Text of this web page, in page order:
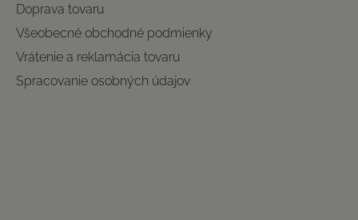
Doprava tovaru
Všeobecné obchodné podmienky
Vrátenie a reklamácia tovaru
Spracovanie osobných údajov